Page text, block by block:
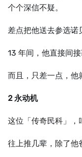
个个深信不疑。
差点把他送去参选诺
13 年间，他直接间接
而且，只差一点，他
2 永动机
这位「传奇民科」，
往上推几辈，除了他